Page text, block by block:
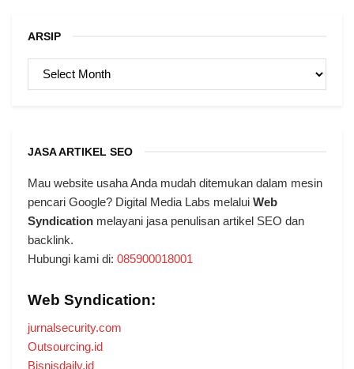
ARSIP
ARSIP
JASA ARTIKEL SEO
Mau website usaha Anda mudah ditemukan dalam mesin
pencari Google? Digital Media Labs melalui Web
Syndication melayani jasa penulisan artikel SEO dan
backlink.
Hubungi kami di: 085900018001
Web Syndication:
jurnalsecurity.com
Outsourcing.id
Bisnisdaily.id